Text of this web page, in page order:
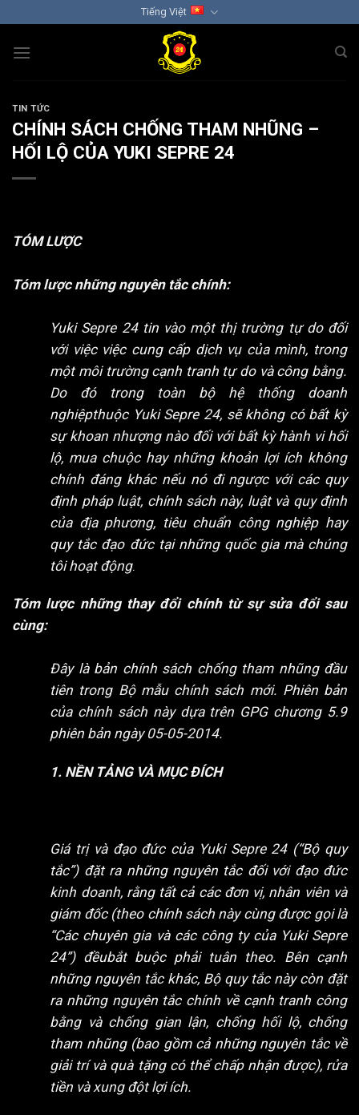
nội
Tiếng Việt
TIN TỨC
CHÍNH SÁCH CHỐNG THAM NHŨNG –
HỐI LỘ CỦA YUKI SEPRE 24
TÓM LƯỢC
Tóm lược những nguyên tắc chính:
Yuki Sepre 24 tin vào một thị trường tự do đối
với việc việc cung cấp dịch vụ của mình, trong
một môi trường cạnh tranh tự do và công bằng.
Do đó trong toàn bộ hệ thống doanh
nghiệpthuộc Yuki Sepre 24, sẽ không có bất kỳ
sự khoan nhượng nào đối với bất kỳ hành vi hối
lộ, mua chuộc hay những khoản lợi ích không
chính đáng khác nếu nó đi ngược với các quy
định pháp luật, chính sách này, luật và quy định
của địa phương, tiêu chuẩn công nghiệp hay
quy tắc đạo đức tại những quốc gia mà chúng
tôi hoạt động.
Tóm lược những thay đổi chính từ sự sửa đổi sau
cùng:
Đây là bản chính sách chống tham nhũng đầu
tiên trong Bộ mẫu chính sách mới. Phiên bản
của chính sách này dựa trên GPG chương 5.9
phiên bản ngày 05-05-2014.
1. NỀN TẢNG VÀ MỤC ĐÍCH
Giá trị và đạo đức của Yuki Sepre 24 (“Bộ quy
tắc”) đặt ra những nguyên tắc đối với đạo đức
kinh doanh, rằng tất cả các đơn vị, nhân viên và
giám đốc (theo chính sách này cùng được gọi là
“Các chuyên gia và các công ty của Yuki Sepre
24”) đềubắt buộc phải tuân theo. Bên cạnh
những nguyên tắc khác, Bộ quy tắc này còn đặt
ra những nguyên tắc chính về cạnh tranh công
bằng và chống gian lận, chống hối lộ, chống
tham nhũng (bao gồm cả những nguyên tắc về
giải trí và quà tặng có thể chấp nhận được), rửa
tiền và xung đột lợi ích.